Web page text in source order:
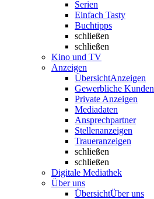
Serien
Einfach Tasty
Buchtipps
schließen
schließen
Kino und TV
Anzeigen
ÜbersichtAnzeigen
Gewerbliche Kunden
Private Anzeigen
Mediadaten
Ansprechpartner
Stellenanzeigen
Traueranzeigen
schließen
schließen
Digitale Mediathek
Über uns
ÜbersichtÜber uns